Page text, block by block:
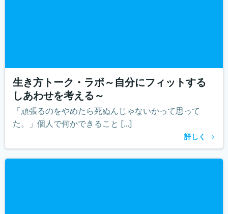
生き方トーク・ラボ～自分にフィットする
しあわせを考える～
「頑張るのをやめたら死ぬんじゃないかって思って
た。」個人で何かできること […]
詳しく